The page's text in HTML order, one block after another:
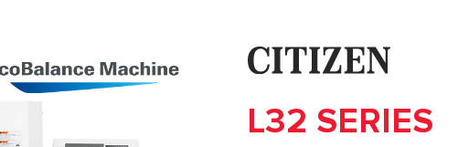
L32 SERIES